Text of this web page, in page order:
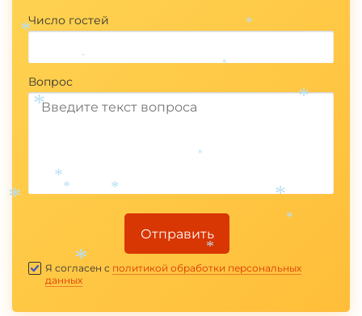
Вопрос
Число гостей
Отправить
Я согласен с политикой обработки персональных
данных
*
*
*
*
*
*
*
*
*
*
*
*
*
*